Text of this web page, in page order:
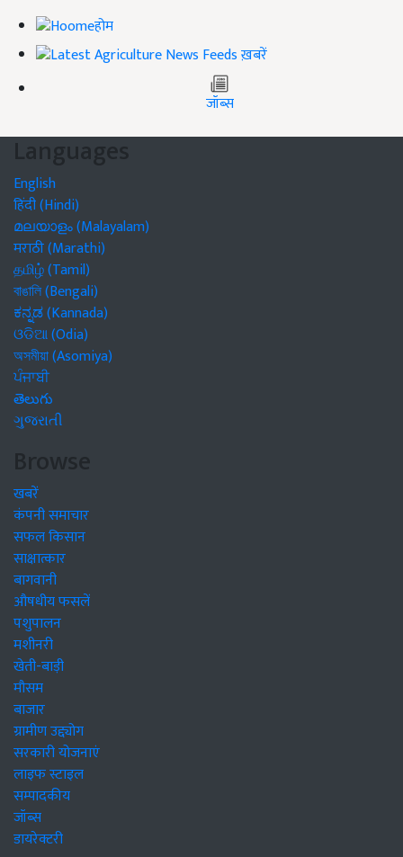
होम
ख़बरें
जॉब्स
Languages
English
हिंदी (Hindi)
മലയാളം (Malayalam)
मराठी (Marathi)
தமிழ் (Tamil)
বাঙালি (Bengali)
ಕನ್ನಡ (Kannada)
ଓଡିଆ (Odia)
অসমীয়া (Asomiya)
ਪੰਜਾਬੀ
తెలుగు
ગુજરાતી
Browse
खबरें
कंपनी समाचार
सफल किसान
साक्षात्कार
बागवानी
औषधीय फसलें
पशुपालन
मशीनरी
खेती-बाड़ी
मौसम
बाजार
ग्रामीण उद्द्योग
सरकारी योजनाएं
लाइफ स्टाइल
सम्पादकीय
जॉब्स
डायरेक्टरी